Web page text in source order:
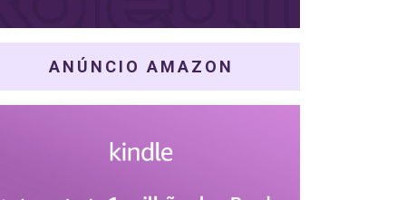
ANÚNCIO AMAZON